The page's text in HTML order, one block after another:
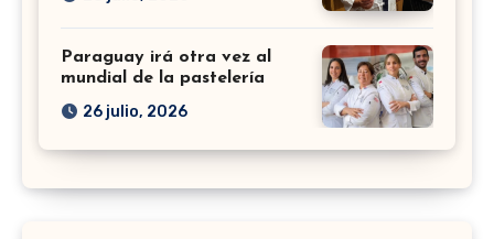
Paraguay irá otra vez al
mundial de la pastelería
26 julio, 2026